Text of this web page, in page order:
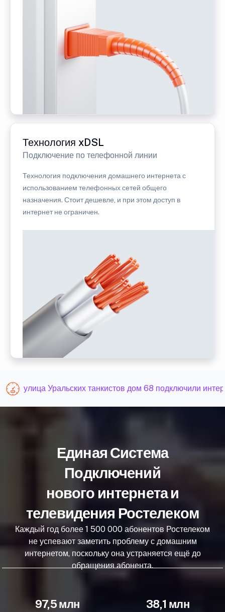
Технология xDSL
Подключение по телефонной линии
Технология подключения домашнего интернета с
использованием телефонных сетей общего
назначения. Стоит дешевле, и при этом доступ в
интернет не ограничен.
улица Уральских танкистов дом 68 подключили
Единая Система
Подключений
нового интернета и
телевидения Ростелеком
Каждый год более 1 500 000 абонентов Ростелеком
не успевают заметить проблему с домашним
интернетом, поскольку она устраняется ещё до
обращения абонента.
97,5 млн 38,1 млн